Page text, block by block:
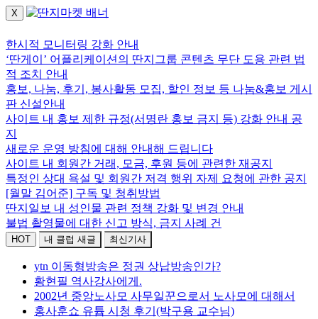
X
한시적 모니터링 강화 안내
‘딴게이’ 어플리케이션의 딴지그룹 콘텐츠 무단 도용 관련 법
적 조치 안내
홍보, 나눔, 후기, 봉사활동 모집, 할인 정보 등 나눔&홍보 게시
판 신설안내
사이트 내 홍보 제한 규정(서명란 홍보 금지 등) 강화 안내 공
지
새로운 운영 방침에 대해 안내해 드립니다
사이트 내 회원간 거래, 모금, 후원 등에 관련한 재공지
특정인 상대 욕설 및 회원간 저격 행위 자제 요청에 관한 공지
[월말 김어준] 구독 및 청취방법
딴지일보 내 성인물 관련 정책 강화 및 변경 안내
불법 촬영물에 대한 신고 방식, 금지 사례 건
HOT 내 클럽 새글 최신기사
ytn 이동형방송은 정권 상납방송인가?
황현필 역사강사에게.
2002년 중앙노사모 사무일꾼으로서 노사모에 대해서
홍사훈쇼 유튭 시청 후기(박구용 교수님)